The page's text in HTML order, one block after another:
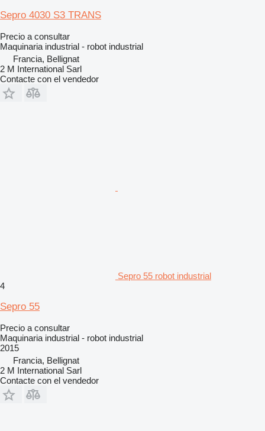
Sepro 4030 S3 TRANS
Precio a consultar
Maquinaria industrial - robot industrial
Francia, Bellignat
2 M International Sarl
Contacte con el vendedor
Sepro 55 robot industrial
4
Sepro 55
Precio a consultar
Maquinaria industrial - robot industrial
2015
Francia, Bellignat
2 M International Sarl
Contacte con el vendedor